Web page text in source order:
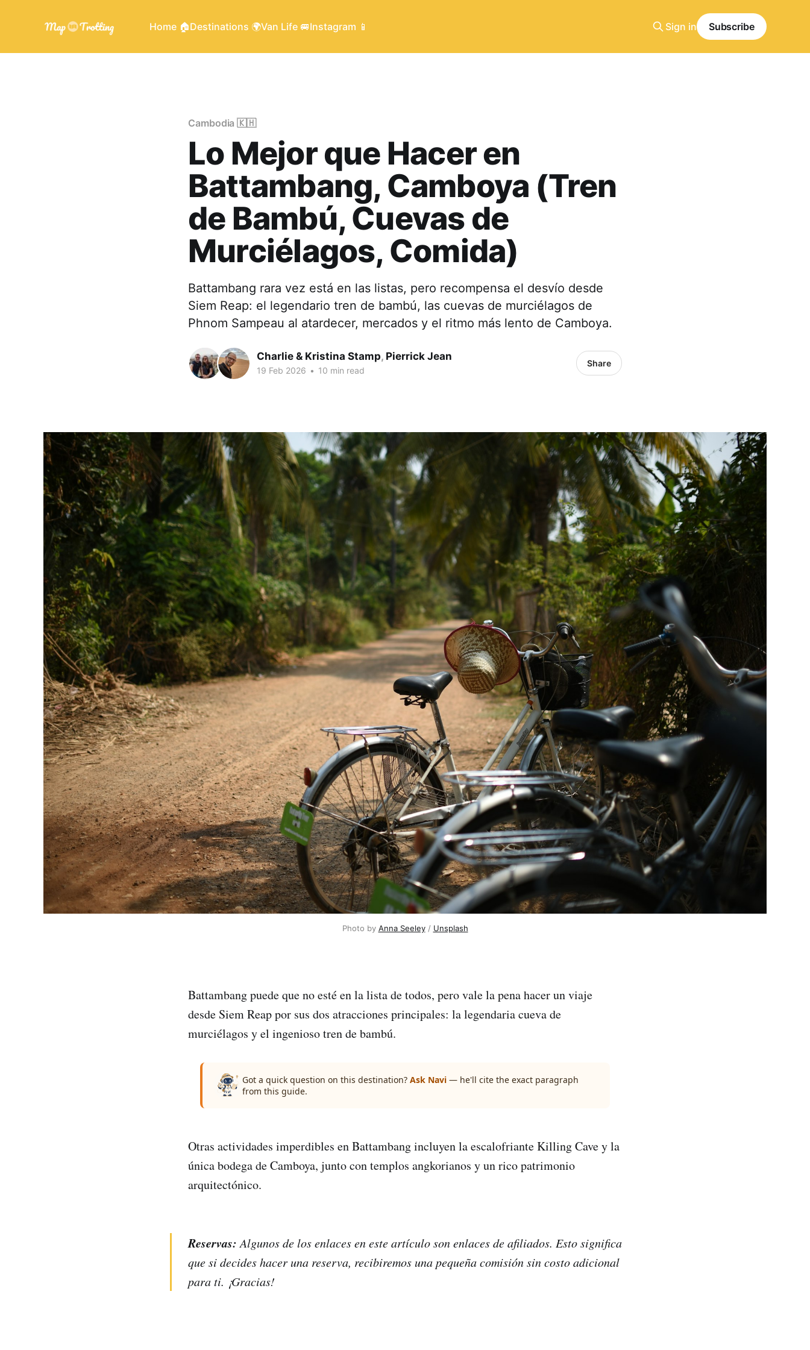
Home 🏠Destinations 🌍Van Life 🚐Instagram 📱 Sign in Subscribe
Cambodia 🇰🇭
Lo Mejor que Hacer en
Battambang, Camboya (Tren
de Bambú, Cuevas de
Murciélagos, Comida)
Battambang rara vez está en las listas, pero recompensa el desvío desde
Siem Reap: el legendario tren de bambú, las cuevas de murciélagos de
Phnom Sampeau al atardecer, mercados y el ritmo más lento de Camboya.
Charlie & Kristina Stamp, Pierrick Jean
19 Feb 2026 • 10 min read
Share
Photo by Anna Seeley / Unsplash
Battambang puede que no esté en la lista de todos, pero vale la pena hacer un viaje
desde Siem Reap por sus dos atracciones principales: la legendaria cueva de
murciélagos y el ingenioso tren de bambú.
Got a quick question on this destination? Ask Navi — he'll cite the exact paragraph
from this guide.
Otras actividades imperdibles en Battambang incluyen la escalofriante Killing Cave y la
única bodega de Camboya, junto con templos angkorianos y un rico patrimonio
arquitectónico.
Reservas:Algunos de los enlaces en este artículo son enlaces de afiliados. Esto significa
que si decides hacer una reserva, recibiremos una pequeña comisión sin costo adicional
para ti. ¡Gracias!